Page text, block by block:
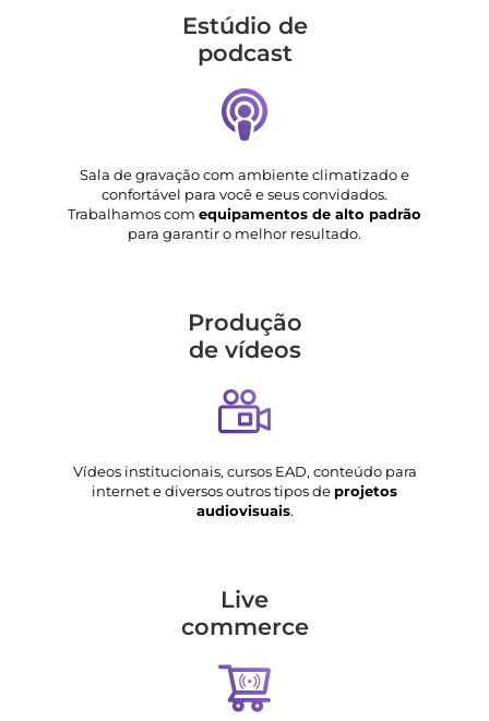
Estúdio de
podcast
Sala de gravação com ambiente climatizado e
confortável para você e seus convidados.
Trabalhamos com equipamentos de alto padrão
para garantir o melhor resultado.
Produção
de vídeos
Vídeos institucionais, cursos EAD, conteúdo para
internet e diversos outros tipos de projetos
audiovisuais.
Live
commerce